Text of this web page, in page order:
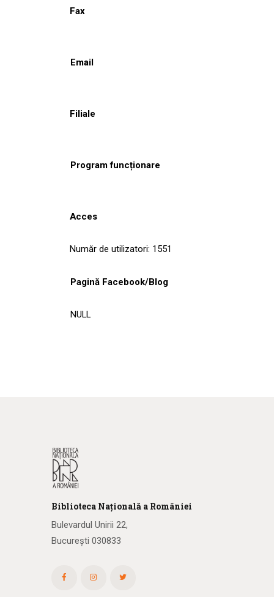
Fax
Email
Filiale
Program funcționare
Acces
Număr de utilizatori: 1551
Pagină Facebook/Blog
NULL
Biblioteca Națională a României
Bulevardul Unirii 22,
București 030833